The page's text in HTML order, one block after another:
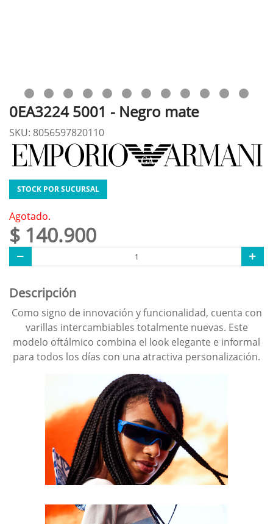
0EA3224 5001 - Negro mate
SKU: 8056597820110
STOCK POR SUCURSAL
Agotado.
$ 140.900
Descripción
Como signo de innovación y funcionalidad, cuenta con
varillas intercambiables totalmente nuevas. Este
modelo oftálmico combina el look elegante e informal
para todos los días con una atractiva personalización.